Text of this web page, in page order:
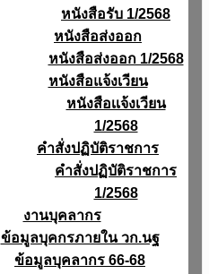
หนังสือรับ 1/2568
หนังสือส่งออก
หนังสือส่งออก 1/2568
หนังสือแจ้งเวียน
หนังสือเเจ้งเวียน
1/2568
คำสั่งปฏิบัติราชการ
คำสั่งปฏิบัติราชการ
1/2568
งานบุคลากร
ข้อมูลบุคกรภายใน วก.นฐ
ข้อมูลบุคลากร 66-68